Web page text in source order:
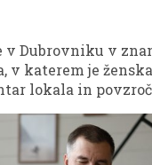
v Dubrovniku v
v katerem je
lokala in